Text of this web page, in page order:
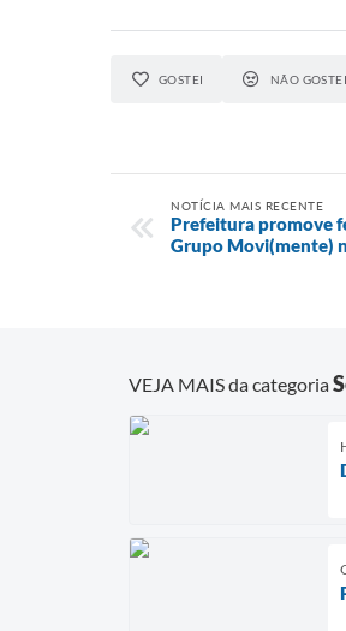
GOSTEI NÃO GOSTEI
NOTÍCIA MAIS RECENTE
Prefeitura promove
Grupo Movi(mente)
VEJA MAIS da categoria